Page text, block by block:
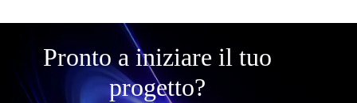
Pronto a iniziare il tuo
progetto?